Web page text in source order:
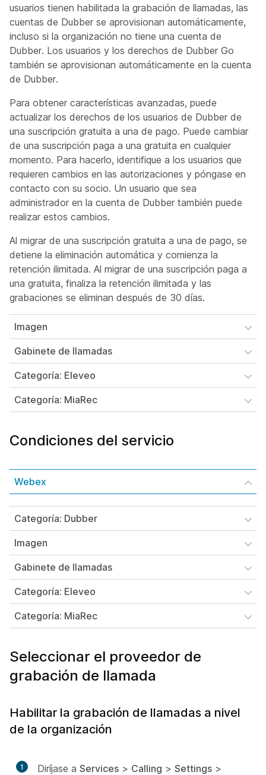
usuarios tienen habilitada la grabación de llamadas, las
cuentas de Dubber se aprovisionan automáticamente,
incluso si la organización no tiene una cuenta de
Dubber. Los usuarios y los derechos de Dubber Go
también se aprovisionan automáticamente en la cuenta
de Dubber.
Para obtener características avanzadas, puede
actualizar los derechos de los usuarios de Dubber de
una suscripción gratuita a una de pago. Puede cambiar
de una suscripción paga a una gratuita en cualquier
momento. Para hacerlo, identifique a los usuarios que
requieren cambios en las autorizaciones y póngase en
contacto con su socio. Un usuario que sea
administrador en la cuenta de Dubber también puede
realizar estos cambios.
Al migrar de una suscripción gratuita a una de pago, se
detiene la eliminación automática y comienza la
retención ilimitada. Al migrar de una suscripción paga a
una gratuita, finaliza la retención ilimitada y las
grabaciones se eliminan después de 30 días.
Imagen
Gabinete de llamadas
Categoría: Eleveo
Categoría: MiaRec
Condiciones del servicio
Webex
Categoría: Dubber
Imagen
Gabinete de llamadas
Categoría: Eleveo
Categoría: MiaRec
Seleccionar el proveedor de
grabación de llamada
Habilitar la grabación de llamadas a nivel
de la organización
1 Diríjase a Services > Calling > Settings >